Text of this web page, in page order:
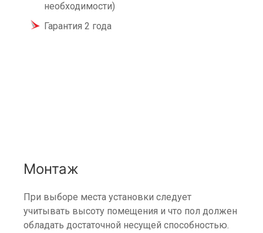
необходимости)
Гарантия 2 года
Монтаж
При выборе места установки следует
учитывать высоту помещения и что пол должен
обладать достаточной несущей способностью.